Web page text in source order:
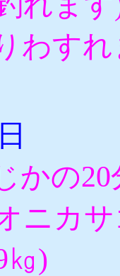
わす
かの
ニカ
㎏)